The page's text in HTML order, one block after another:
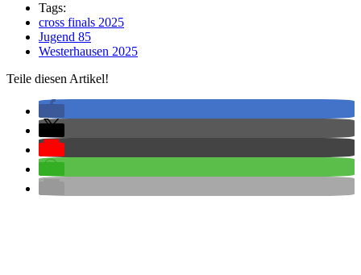
Tags:
cross finals 2025
Jugend 85
Westerhausen 2025
Teile diesen Artikel!